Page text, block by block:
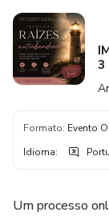
3
Formato: Evento
Idioma:
Um processo